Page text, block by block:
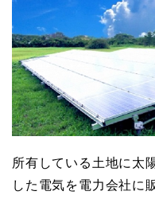
所有している土地に太
した電気を電力会社に